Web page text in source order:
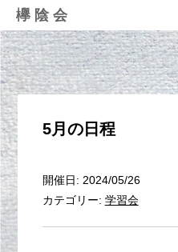
欅陰会
5月の日程
開催日: 2024/05/26
カテゴリー: 学習会